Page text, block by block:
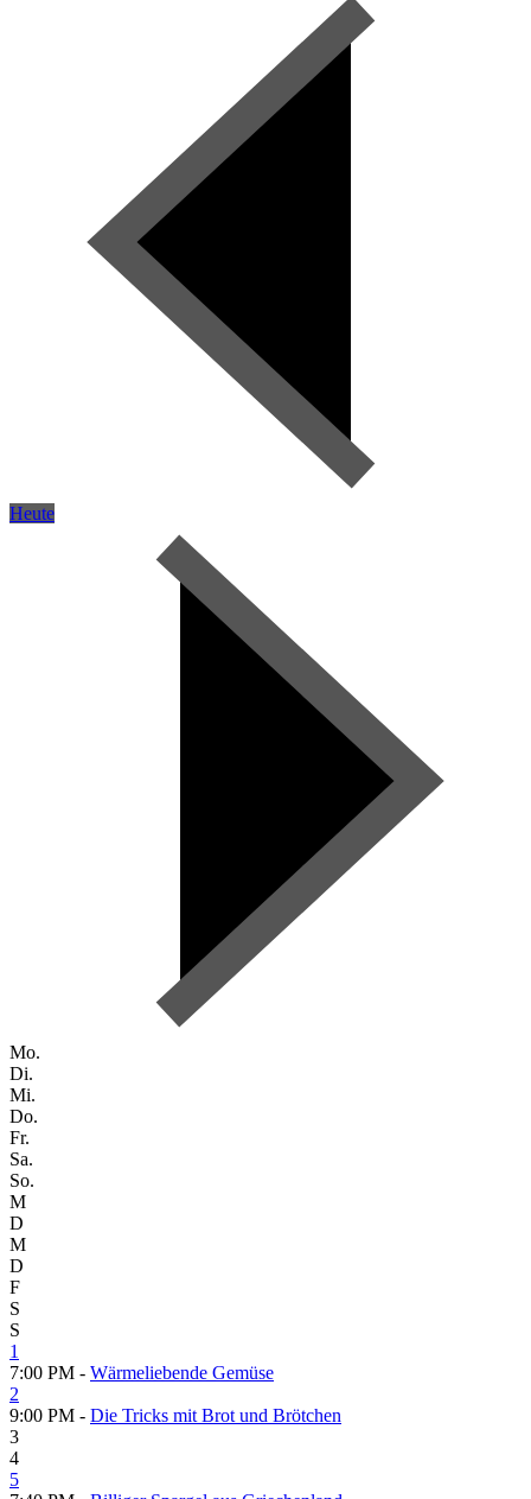
Heute
Mo.
Di.
Mi.
Do.
Fr.
Sa.
So.
M
D
M
D
F
S
S
1
7:00 PM - Wärmeliebende Gemüse
2
9:00 PM - Die Tricks mit Brot und Brötchen
3
4
5